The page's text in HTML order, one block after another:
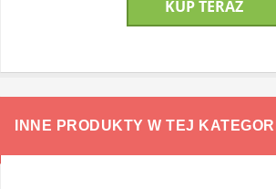
KUP TERAZ
INNE PRODUKTY W TEJ KATEGORII